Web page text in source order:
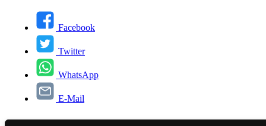
Facebook
Twitter
WhatsApp
E-Mail